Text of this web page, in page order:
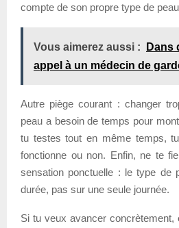
compte de son propre type de
Vous aimerez aussi :
Dans
appel à un médecin de
Autre piège courant : changer
peau a besoin de temps pour
tu testes tout en même temps,
fonctionne ou non. Enfin, ne te
sensation ponctuelle : le type de
durée, pas sur une seule journée.
Si tu veux avancer concrètement,